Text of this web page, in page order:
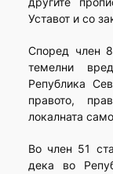
Уставот и со
Според член
темелни
Република
правото,
локалната
Во член 51
дека во